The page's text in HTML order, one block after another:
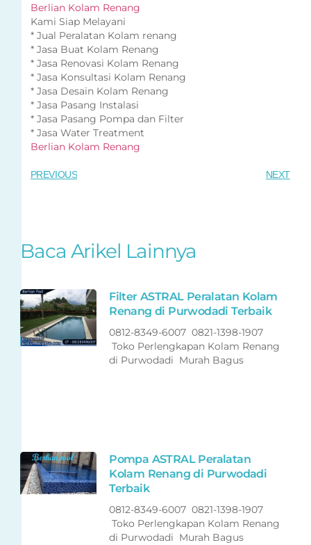
Berlian Kolam Renang
Kami Siap Melayani
* Jual Peralatan Kolam renang
* Jasa Buat Kolam Renang
* Jasa Renovasi Kolam Renang
* Jasa Konsultasi Kolam Renang
* Jasa Desain Kolam Renang
* Jasa Pasang Instalasi
* Jasa Pasang Pompa dan Filter
* Jasa Water Treatment
Berlian Kolam Renang
PREVIOUS NEXT
Baca Arikel Lainnya
Filter ASTRAL Peralatan Kolam
Renang di Purwodadi Terbaik
0812-8349-6007 0821-1398-1907
Toko Perlengkapan Kolam Renang
di Purwodadi Murah Bagus
Pompa ASTRAL Peralatan
Kolam Renang di Purwodadi
Terbaik
0812-8349-6007 0821-1398-1907
Toko Perlengkapan Kolam Renang
di Purwodadi Murah Bagus